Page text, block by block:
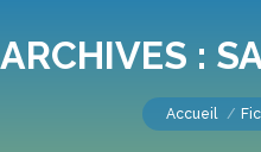
ARCHIVES :
Accueil